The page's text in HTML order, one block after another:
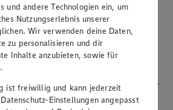
von 1.79€
aus Bayern, Kl. I, je 250g Packung,
und andere Technologien ein, um
Nutzungserlebnis unserer
Wir verwenden deine Daten,
zu personalisieren und dir
Inhalte anzubieten, sowie für
ist freiwillig und kann jederzeit
Einstellungen angepasst